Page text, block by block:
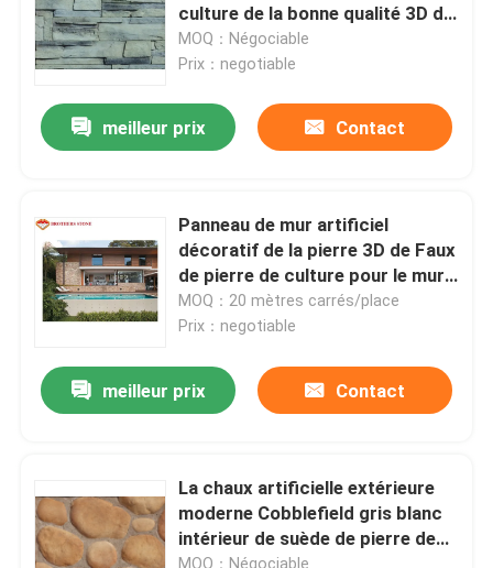
culture de la bonne qualité 3D de
Sthone de culture
MOQ：Négociable
Prix：negotiable
meilleur prix Contact
Panneau de mur artificiel
décoratif de la pierre 3D de Faux
de pierre de culture pour le mur
extérieur de Chambre
MOQ：20 mètres carrés/place
Prix：negotiable
meilleur prix Contact
La chaux artificielle extérieure
moderne Cobblefield gris blanc
intérieur de suède de pierre de
MOQ：Négociable